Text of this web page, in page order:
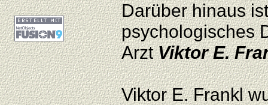
Darüber hinaus
psychologisches
ArztViktor E.
Viktor E. Frankl